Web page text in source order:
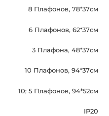
8 Плафонов, 78*37см
6 Плафонов, 62*37см
3 Плафона, 48*37см
10 Плафонов, 94*37см
10; 5 Плафонов, 94*52см
IP20